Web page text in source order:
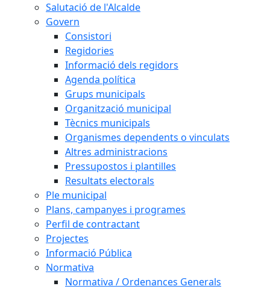
Salutació de l'Alcalde
Govern
Consistori
Regidories
Informació dels regidors
Agenda política
Grups municipals
Organització municipal
Tècnics municipals
Organismes dependents o vinculats
Altres administracions
Pressupostos i plantilles
Resultats electorals
Ple municipal
Plans, campanyes i programes
Perfil de contractant
Projectes
Informació Pública
Normativa
Normativa / Ordenances Generals